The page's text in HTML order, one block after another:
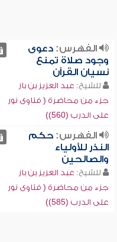
الفهرس:دعوى
وجود صلاة تمنع
نسيان القرآن
للشيخ: عبد العزيز بن باز
جزء من محاضرة ( فتاوى نور
على الدرب (560))
الفهرس:حكم
النذر للأولياء
والصالحين
للشيخ: عبد العزيز بن باز
جزء من محاضرة ( فتاوى نور
على الدرب (585))